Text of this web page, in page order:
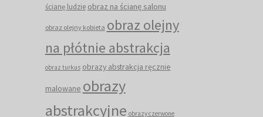
ścianę ludzie obraz na ścianę salonu
obraz olejny kobieta obraz olejny
na płótnie abstrakcja
obraz turkus obrazy abstrakcja ręcznie
malowane obrazy
abstrakcyjne obrazy czerwone